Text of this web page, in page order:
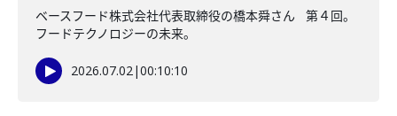
ベースフード株式会社代表取締役の橋本舜さん 第４回。
フードテクノロジーの未来。
2026.07.02|00:10:10